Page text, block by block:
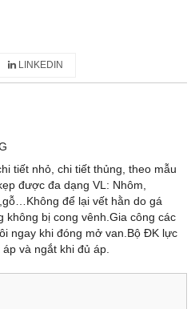
LINKEDIN
tiết nhỏ, chi tiết thủng, theo mẫu
được đa dạng VL: Nhôm,
để lại vết hằn do gá
không bị cong vênh.Gia công các
ngay khi đóng mở van.Bộ ĐK lực
và ngắt khi đủ áp.